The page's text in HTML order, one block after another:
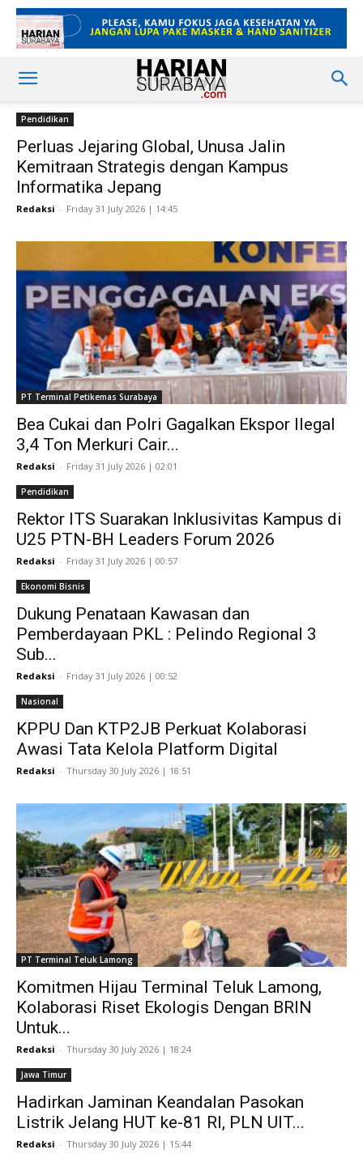
Pendidikan
Perluas Jejaring Global, Unusa Jalin
Kemitraan Strategis dengan Kampus
Informatika Jepang
Redaksi - Friday 31 July 2026 | 14:45
PT Terminal Petikemas Surabaya
Bea Cukai dan Polri Gagalkan Ekspor Ilegal
3,4 Ton Merkuri Cair...
Redaksi - Friday 31 July 2026 | 02:01
Pendidikan
Rektor ITS Suarakan Inklusivitas Kampus di
U25 PTN-BH Leaders Forum 2026
Redaksi - Friday 31 July 2026 | 00:57
Ekonomi Bisnis
Dukung Penataan Kawasan dan
Pemberdayaan PKL : Pelindo Regional 3
Sub...
Redaksi - Friday 31 July 2026 | 00:52
Nasional
KPPU Dan KTP2JB Perkuat Kolaborasi
Awasi Tata Kelola Platform Digital
Redaksi - Thursday 30 July 2026 | 18:51
PT Terminal Teluk Lamong
Komitmen Hijau Terminal Teluk Lamong,
Kolaborasi Riset Ekologis Dengan BRIN
Untuk...
Redaksi - Thursday 30 July 2026 | 18:24
Jawa Timur
Hadirkan Jaminan Keandalan Pasokan
Listrik Jelang HUT ke-81 RI, PLN UIT...
Redaksi - Thursday 30 July 2026 | 15:44